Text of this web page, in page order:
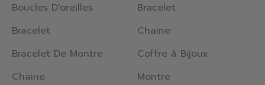
Boucles D'oreilles
Bracelet
Bracelet De Montre
Chaine
Bracelet
Chaine
Coffre à Bijoux
Montre